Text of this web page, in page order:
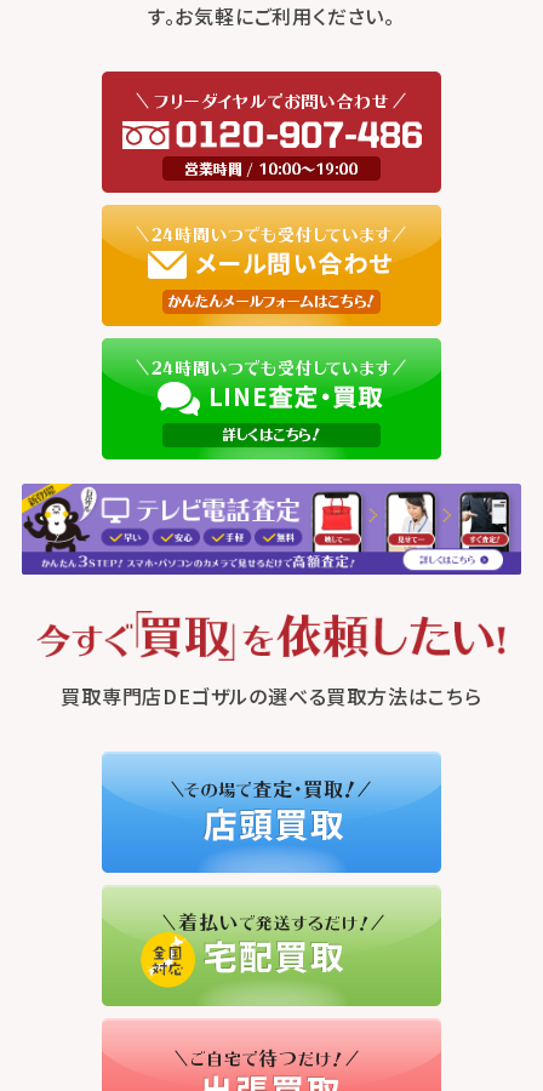
す。お気軽にご利用ください。
買取専門店DEゴザルの選べる買取方法はこちら